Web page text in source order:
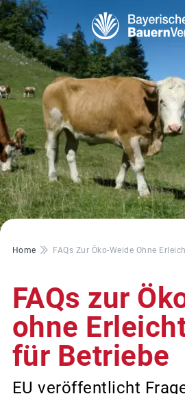
Pfadnavigation
Home FAQs Zur Öko-Weide Ohne
FAQs zur
ohne
für Betriebe
EU veröffentlicht